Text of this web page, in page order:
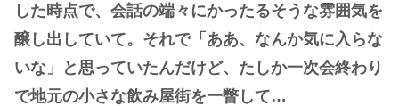
した時点で、会話の端々にかったるそうな雰囲気を
醸し出していて。それで「ああ、なんか気に入らな
いな」と思っていたんだけど、たしか一次会終わり
で地元の小さな飲み屋街を一瞥して…